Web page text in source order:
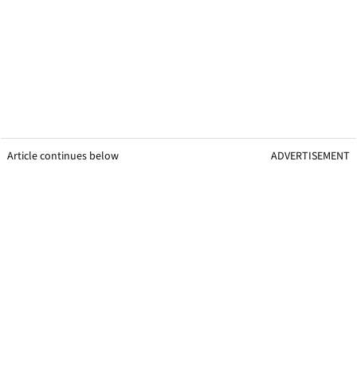
Article continues below ADVERTISEMENT